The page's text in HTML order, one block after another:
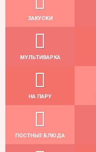
ЗАКУСКИ
МУЛЬТИВАРКА
НА ПАРУ
ПОСТНЫЕ БЛЮДА